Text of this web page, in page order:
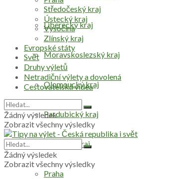
Liberecký kraj
Moravskoslezský kraj
Olomoucký kraj
Pardubický kraj
Plzeňský kraj
Praha
Středočeský kraj
Ústecký kraj
Vysočina
Zlínský kraj
Evropské státy
Svět
Druhy výletů
Netradiční výlety a dovolená
Cestovatelská videa
Žádný výsledek
Zobrazit všechny výsledky
Žádný výsledek
Zobrazit všechny výsledky